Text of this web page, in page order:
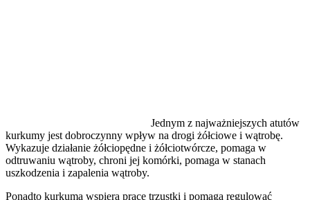
Jednym z najważniejszych atutów
kurkumy jest dobroczynny wpływ na drogi żółciowe i wątrobę.
Wykazuje działanie żółciopędne i żółciotwórcze, pomaga w
odtruwaniu wątroby, chroni jej komórki, pomaga w stanach
uszkodzenia i zapalenia wątroby.
Ponadto kurkuma wspiera pracę trzustki i pomaga regulować